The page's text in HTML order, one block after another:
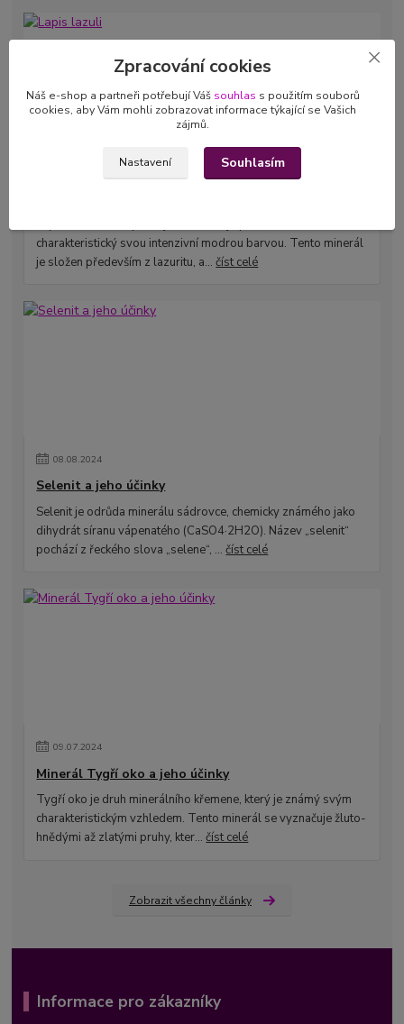
charakteristický svou intenzivní modrou barvou. Tento minerál
je složen především z lazuritu, a...číst celé
08.08.2024
Selenit a jeho účinky
Selenit je odrůda minerálu sádrovce, chemicky známého jako
dihydrát síranu vápenatého (CaSO4·2H2O). Název „selenit“
pochází z řeckého slova „selene“, ...číst celé
09.07.2024
Minerál Tygří oko a jeho účinky
Tygří oko je druh minerálního křemene, který je známý svým
charakteristickým vzhledem. Tento minerál se vyznačuje žluto-
hnědými až zlatými pruhy, kter...číst celé
Zobrazit všechny články
Informace pro zákazníky
Zpracování cookies
Náš e-shop a partneři potřebují Váš souhlas s použitím souborů
cookies, aby Vám mohli zobrazovat informace týkající se Vašich
zájmů.
Nastavení Souhlasím